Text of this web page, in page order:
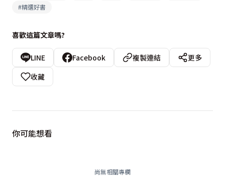
#精選好書
喜歡這篇文章嗎?
LINE Facebook 複製連結
更多
收藏
你可能想看
尚無相關專欄